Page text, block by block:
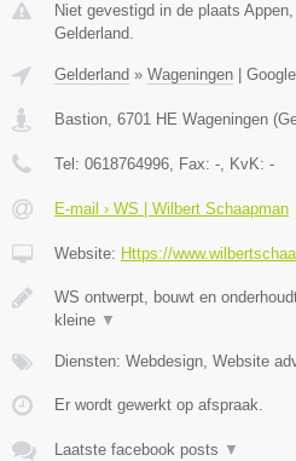
Niet gevestigd in de plaats
Gelderland.
Gelderland » Wageningen
Bastion, 6701 HE Wageningen (
Tel: 0618764996, Fax: -, KvK: -
E-mail › WS | Wilbert Schaapman
Website: Https://
WS ontwerpt, bouwt en
kleine ▼
Diensten: Webdesign, Website
Er wordt gewerkt op afspraak.
Laatste facebook posts ▼